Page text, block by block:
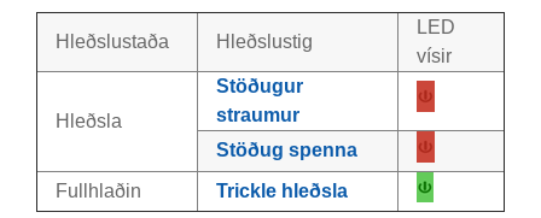
Hleðslustaða Hleðslustig
LED
vísir
Hleðsla
Stöðugur
straumur
Stöðug spenna
Fullhlaðin
Trickle hleðsla